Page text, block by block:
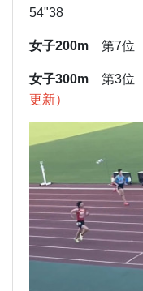
54"38
女子200m 第7位
女子300m 第3位
更新）